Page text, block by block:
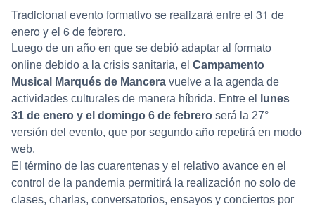
Tradicional evento formativo se realizará entre el 31 de
enero y el 6 de febrero.
Luego de un año en que se debió adaptar al formato
online debido a la crisis sanitaria, el Campamento
Musical Marqués de Mancera vuelve a la agenda de
actividades culturales de manera híbrida. Entre el
lunes
31 de enero y el domingo 6 de febrero será la 27°
versión del evento, que por segundo año repetirá en modo
web.
El término de las cuarentenas y el relativo avance en el
control de la pandemia permitirá la realización no solo de
clases, charlas, conversatorios, ensayos y conciertos por